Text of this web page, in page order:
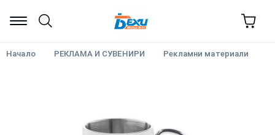
Начало РЕКЛАМА И СУВЕНИРИ Рекламни материали